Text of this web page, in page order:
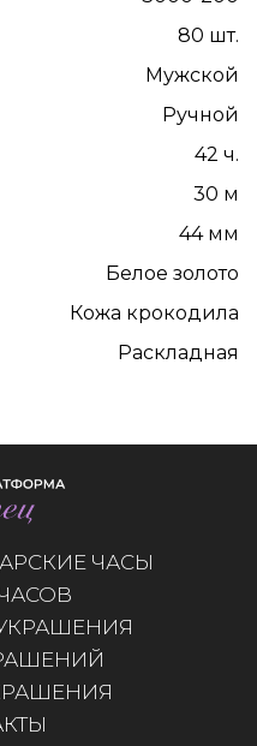
80 шт.
Мужской
Ручной
42 ч.
30 м
44 мм
Белое золото
Кожа крокодила
Раскладная
ЧАСЫ